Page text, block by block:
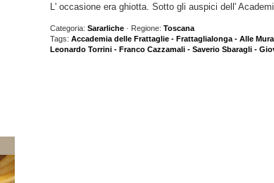
L' occasione era ghiotta. Sotto gli auspici dell'
Categoria: Sararliche· Regione: Toscana
Tags: Accademia delle Frattaglie - Frattaglialonga - Alle
Leonardo Torrini - Franco Cazzamali - Saverio Sbaragli -